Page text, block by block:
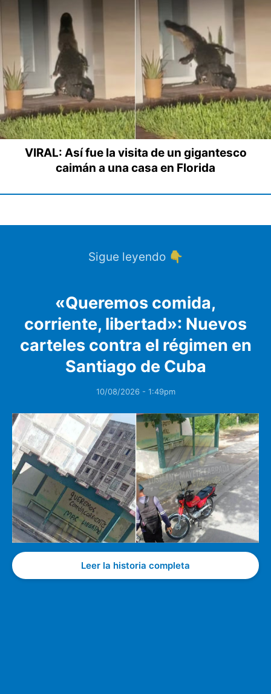
VIRAL: Así fue la visita de un gigantesco
caimán a una casa en Florida
Sigue leyendo 👇